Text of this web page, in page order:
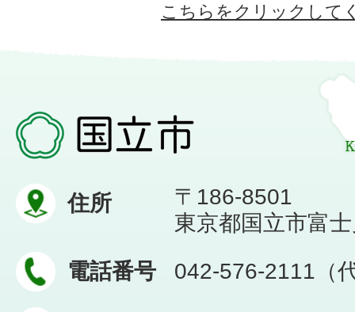
こちらをクリックして
住所
〒186-8501
東京都国立市富
電話番号
042-576-2111（